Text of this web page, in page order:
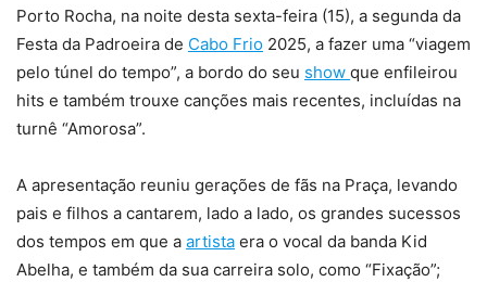
Porto Rocha, na noite desta sexta-feira (15), a segunda da
Festa da Padroeira de Cabo Frio 2025, a fazer uma “viagem
pelo túnel do tempo”, a bordo do seu show que enfileirou
hits e também trouxe canções mais recentes, incluídas na
turnê “Amorosa”.
A apresentação reuniu gerações de fãs na Praça, levando
pais e filhos a cantarem, lado a lado, os grandes sucessos
dos tempos em que a artista era o vocal da banda Kid
Abelha, e também da sua carreira solo, como “Fixação”;